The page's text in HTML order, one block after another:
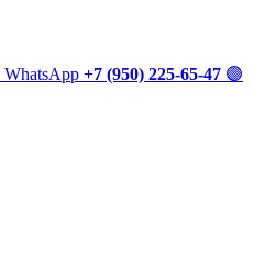
WhatsApp +7 (950) 225-65-47 🟣